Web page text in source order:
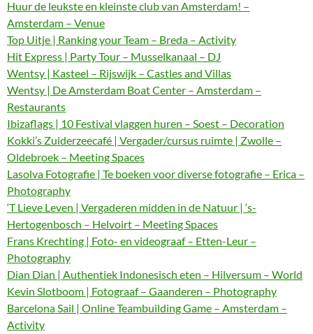
Huur de leukste en kleinste club van Amsterdam! –
Amsterdam – Venue
Top Uitje | Ranking your Team – Breda – Activity
Hit Express | Party Tour – Musselkanaal – DJ
Wentsy | Kasteel – Rijswijk – Castles and Villas
Wentsy | De Amsterdam Boat Center – Amsterdam –
Restaurants
Ibizaflags | 10 Festival vlaggen huren – Soest – Decoration
Kokki’s Zuiderzeecafé | Vergader/cursus ruimte | Zwolle –
Oldebroek – Meeting Spaces
Lasolva Fotografie | Te boeken voor diverse fotografie – Erica –
Photography
‘T Lieve Leven | Vergaderen midden in de Natuur | ‘s-
Hertogenbosch – Helvoirt – Meeting Spaces
Frans Krechting | Foto- en videograaf – Etten-Leur –
Photography
Dian Dian | Authentiek Indonesisch eten – Hilversum – World
Kevin Slotboom | Fotograaf – Gaanderen – Photography
Barcelona Sail | Online Teambuilding Game – Amsterdam –
Activity